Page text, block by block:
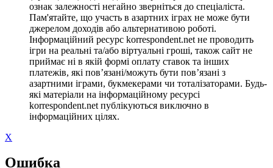
ознак залежності негайно зверніться до спеціаліста.
Пам'ятайте, що участь в азартних іграх не може бути
джерелом доходів або альтернативою роботі.
Інформаційний ресурс korrespondent.net не проводить
ігри на реальні та/або віртуальні гроші, також сайт не
приймає ні в якій формі оплату ставок та інших
платежів, які пов’язані/можуть бути пов’язані з
азартними іграми, букмекерами чи тоталізаторами. Будь-
які матеріали на інформаційному ресурсі
korrespondent.net публікуються виключно в
інформаційних цілях.
X
Ошибка